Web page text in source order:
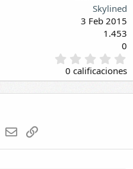
Skylined
3 Feb 2015
1.453
0
,
0
0
l
0 calificaciones
WhatsApp
E-mail